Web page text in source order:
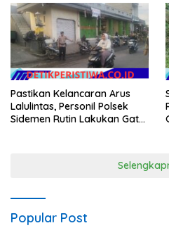
Dilaksanakan Secara
Profesional dan Transparan
Pastikan Kelancaran Arus
Lalulintas, Personil Polsek
Sidemen Rutin Lakukan Gatur
Popular Post